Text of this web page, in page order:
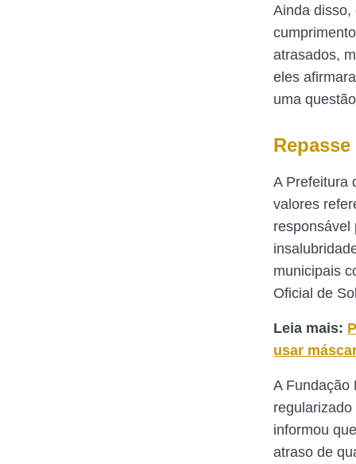
Ainda disso,
atrasados,
eles
uma
A Prefeitura
valores
responsável
municipais
Oficial de
Leia mais:
usar
A Fundação
informou
atraso de